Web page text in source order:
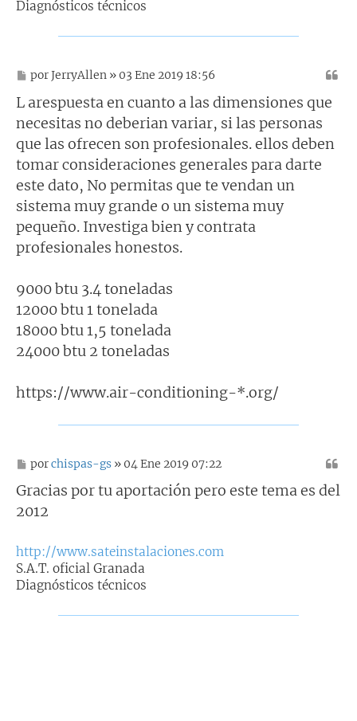
Diagnósticos técnicos
M
n
s
a
j
e
porJerryAllen » 03 Ene 2019 18:56
L arespuesta en cuanto a las dimensiones que
necesitas no deberian variar, si las personas
que las ofrecen son profesionales. ellos deben
tomar consideraciones generales para darte
este dato, No permitas que te vendan un
sistema muy grande o un sistema muy
pequeño. Investiga bien y contrata
profesionales honestos.
9000 btu 3.4 toneladas
12000 btu 1 tonelada
18000 btu 1,5 tonelada
24000 btu 2 toneladas
https://www.air-conditioning-*.org/
M
n
a
porchispas-gs » 04 Ene 2019 07:22
Gracias por tu aportación pero este tema es del
2012
http://www.sateinstalaciones.com
S.A.T. oficial Granada
Diagnósticos técnicos